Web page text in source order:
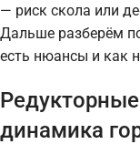
— риск скола или
Дальше разберём
есть нюансы и как
динамика